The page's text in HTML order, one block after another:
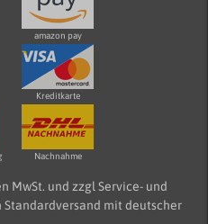
amazon pay
Kreditkarte
Nachnahme
MwSt. und zzgl Service- und
mit deutscher